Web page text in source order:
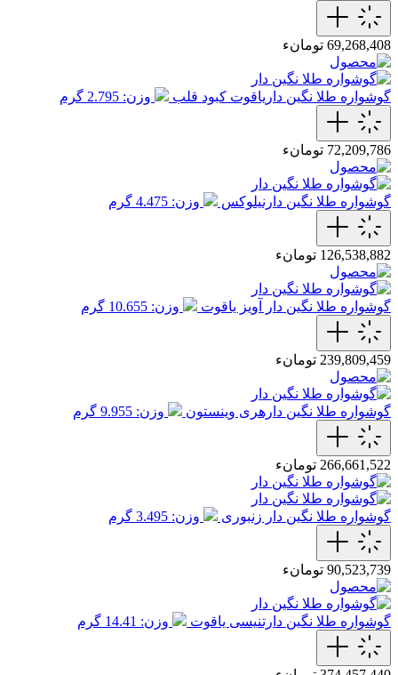
69,268,408 تومانء
گوشواره طلا نگین داریاقوت کبود قلب وزن: 2.795 گرم
72,209,786 تومانء
گوشواره طلا نگین دارنیلوکس وزن: 4.475 گرم
126,538,882 تومانء
گوشواره طلا نگین دار آویز یاقوت وزن: 10.655 گرم
239,809,459 تومانء
گوشواره طلا نگین دارهری وینستون وزن: 9.955 گرم
266,661,522 تومانء
گوشواره طلا نگین دار زنبوری وزن: 3.495 گرم
90,523,739 تومانء
گوشواره طلا نگین دارتنیسی یاقوت وزن: 14.41 گرم